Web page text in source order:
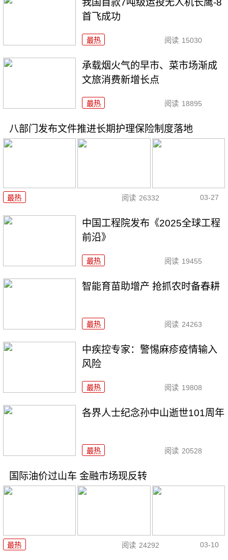
我国首款7吨级运投无人机长鹰-8
首飞成功
最热 阅读 15030
承载烟火气的早市、菜市场渐成
文旅消费新增长点
最热 阅读 18895
八部门发布文件推进长期护理保险制度落地
最热 阅读 26332 03-27
中国工程院发布《2025全球工程
前沿》
最热 阅读 19455
智能育苗助增产 抢抓农时备春耕
最热 阅读 24263
中疾控专家：警惕麻疹疫情输入
风险
最热 阅读 19808
各界人士纪念孙中山逝世101周年
最热 阅读 20528
国际油价过山车 金融市场现反转
最热 阅读 24292 03-10